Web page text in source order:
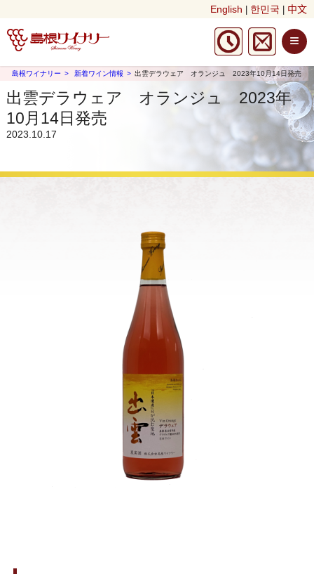
English 한민국 中文
≡
島根ワイナリー 新着ワイン情報 出雲デラウェア オランジュ 2023年10月14日発売
出雲デラウェア オランジュ 2023年
10月14日発売
2023.10.17